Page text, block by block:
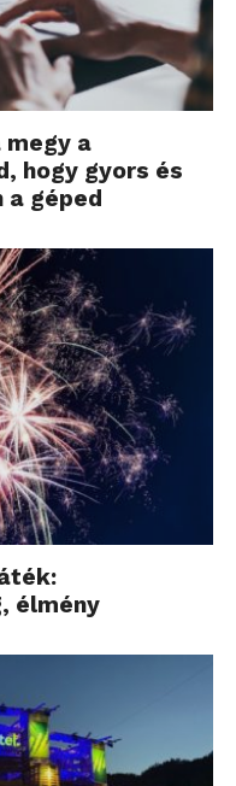
megy a
hogy gyors és
a géped
élmény